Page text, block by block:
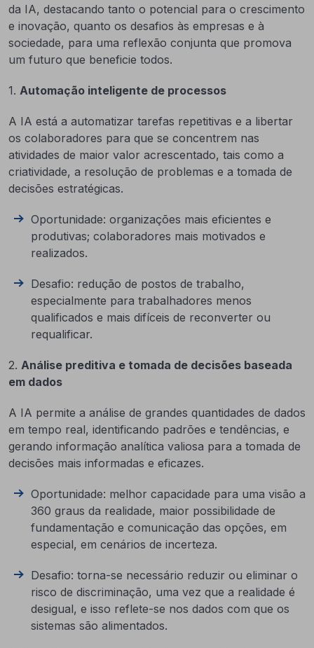
da IA, destacando tanto o potencial para o crescimento
e inovação, quanto os desafios às empresas e à
sociedade, para uma reflexão conjunta que promova
um futuro que beneficie todos.
1. Automação inteligente de processos
A IA está a automatizar tarefas repetitivas e a libertar
os colaboradores para que se concentrem nas
atividades de maior valor acrescentado, tais como a
criatividade, a resolução de problemas e a tomada de
decisões estratégicas.
Oportunidade: organizações mais eficientes e
produtivas; colaboradores mais motivados e
realizados.
Desafio: redução de postos de trabalho,
especialmente para trabalhadores menos
qualificados e mais difíceis de reconverter ou
requalificar.
2. Análise preditiva e tomada de decisões baseada
em dados
A IA permite a análise de grandes quantidades de dados
em tempo real, identificando padrões e tendências, e
gerando informação analítica valiosa para a tomada de
decisões mais informadas e eficazes.
Oportunidade: melhor capacidade para uma visão a
360 graus da realidade, maior possibilidade de
fundamentação e comunicação das opções, em
especial, em cenários de incerteza.
Desafio: torna-se necessário reduzir ou eliminar o
risco de discriminação, uma vez que a realidade é
desigual, e isso reflete-se nos dados com que os
sistemas são alimentados.